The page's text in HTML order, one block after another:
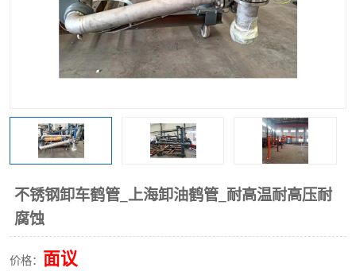
不锈钢卸车鹤管_上海卸油鹤管_耐高温耐高压耐
腐蚀
价格： 面议